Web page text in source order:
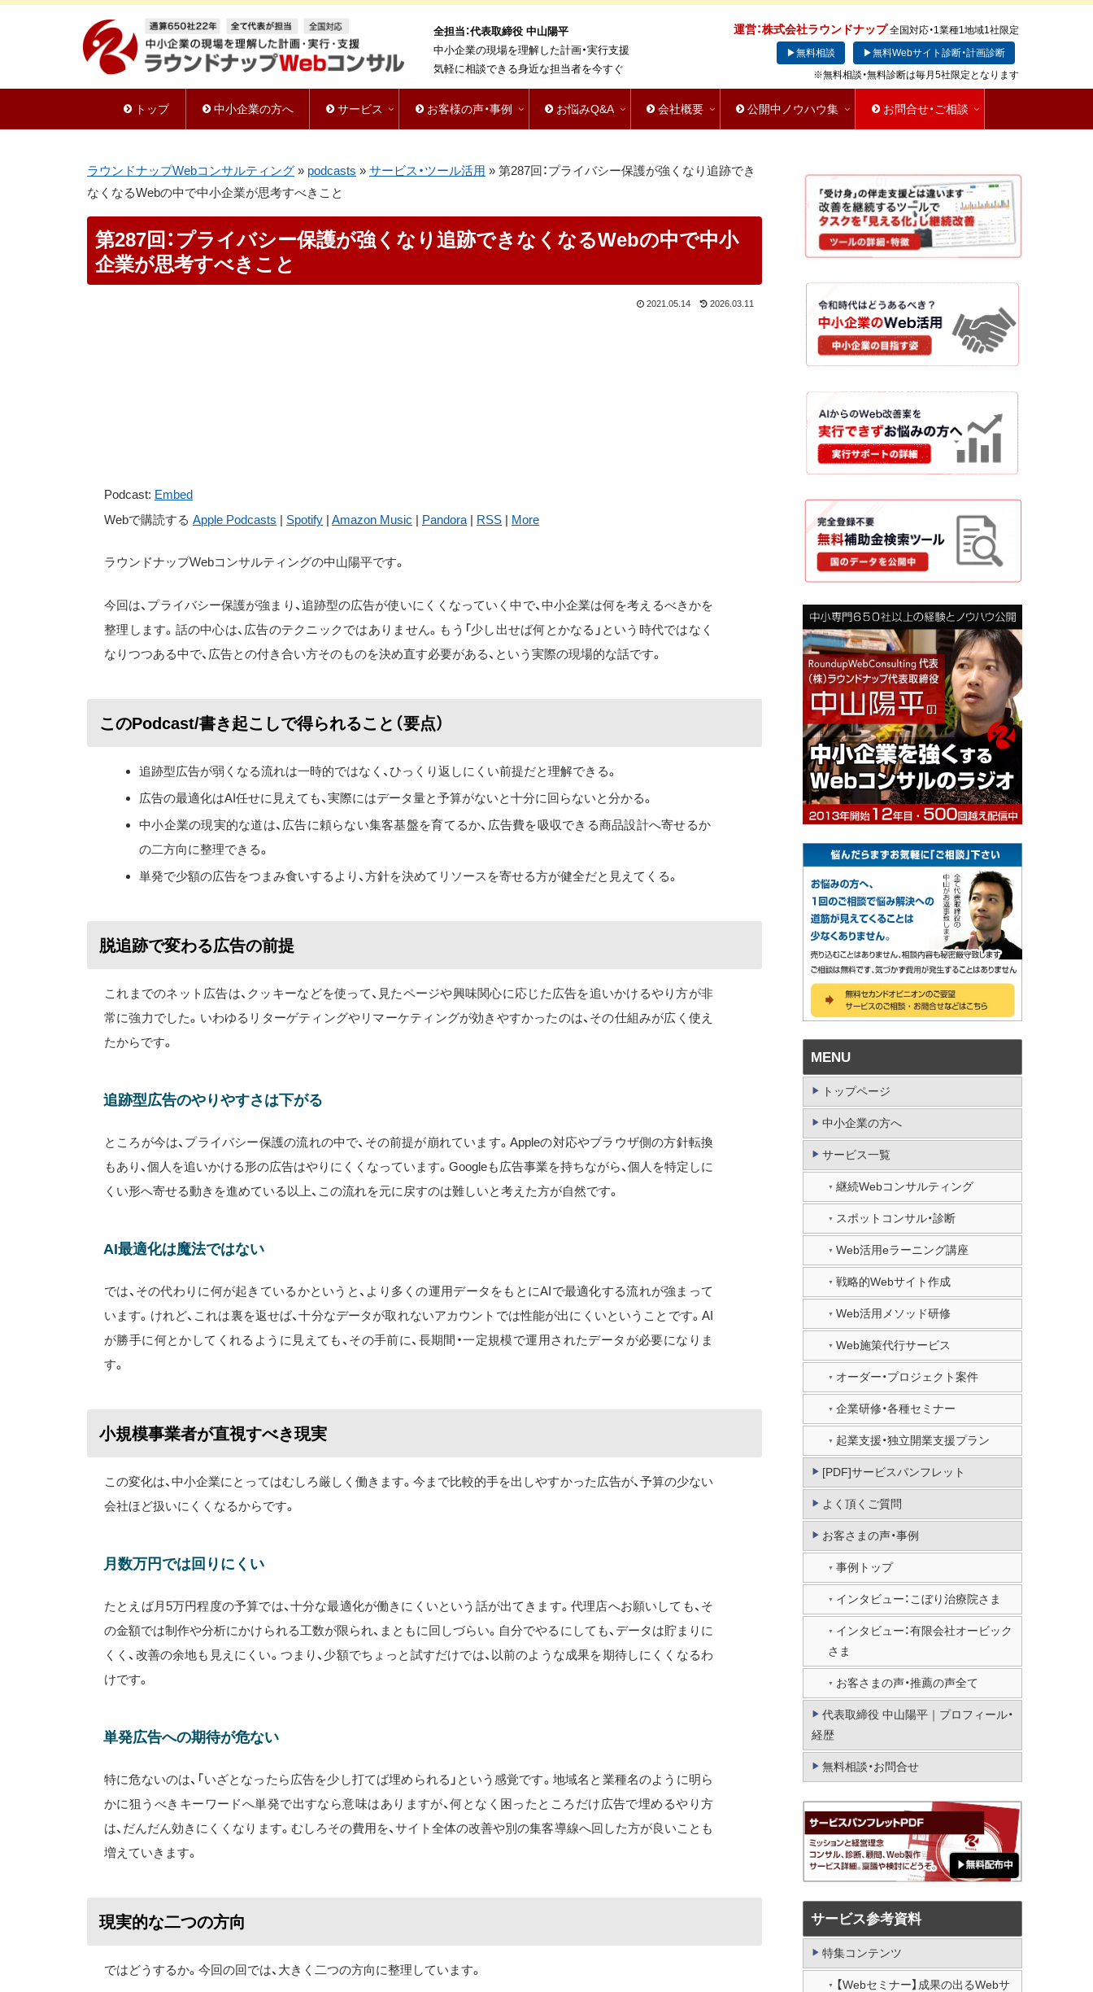
全担当：代表取締役 中山陽平
中小企業の現場を理解した計画・実行支援
気軽に相談できる身近な担当者を今すぐ
運営：株式会社ラウンドナップ 全国対応・1業種1地域1社限定
▶無料相談
▶無料Webサイト診断・計画診断
※無料相談・無料診断は毎月5社限定となります
トップ 中小企業の方へ サービス お客様の声・事例 お悩みQ&A 会社概要 公開中ノウハウ集 お問合せ・ご相談
ラウンドナップWebコンサルティング » podcasts » サービス・ツール活用 » 第287回：プライバシー保護が強くなり追跡でき
なくなるWebの中で中小企業が思考すべきこと
第287回：プライバシー保護が強くなり追跡できなくなるWebの中で中小
企業が思考すべきこと
2021.05.14 2026.03.11
Podcast: Embed
Webで購読する Apple Podcasts | Spotify | Amazon Music | Pandora | RSS | More
ラウンドナップWebコンサルティングの中山陽平です。
今回は、プライバシー保護が強まり、追跡型の広告が使いにくくなっていく中で、中小企業は何を考えるべきかを
整理します。話の中心は、広告のテクニックではありません。もう「少し出せば何とかなる」という時代ではなく
なりつつある中で、広告との付き合い方そのものを決め直す必要がある、という実際の現場的な話です。
このPodcast/書き起こしで得られること（要点）
追跡型広告が弱くなる流れは一時的ではなく、ひっくり返しにくい前提だと理解できる。
広告の最適化はAI任せに見えても、実際にはデータ量と予算がないと十分に回らないと分かる。
中小企業の現実的な道は、広告に頼らない集客基盤を育てるか、広告費を吸収できる商品設計へ寄せるか
の二方向に整理できる。
単発で少額の広告をつまみ食いするより、方針を決めてリソースを寄せる方が健全だと見えてくる。
脱追跡で変わる広告の前提
これまでのネット広告は、クッキーなどを使って、見たページや興味関心に応じた広告を追いかけるやり方が非
常に強力でした。いわゆるリターゲティングやリマーケティングが効きやすかったのは、その仕組みが広く使え
たからです。
追跡型広告のやりやすさは下がる
ところが今は、プライバシー保護の流れの中で、その前提が崩れています。Appleの対応やブラウザ側の方針転換
もあり、個人を追いかける形の広告はやりにくくなっています。Googleも広告事業を持ちながら、個人を特定しに
くい形へ寄せる動きを進めている以上、この流れを元に戻すのは難しいと考えた方が自然です。
AI最適化は魔法ではない
では、その代わりに何が起きているかというと、より多くの運用データをもとにAIで最適化する流れが強まって
います。けれど、これは裏を返せば、十分なデータが取れないアカウントでは性能が出にくいということです。AI
が勝手に何とかしてくれるように見えても、その手前に、長期間・一定規模で運用されたデータが必要になりま
す。
小規模事業者が直視すべき現実
この変化は、中小企業にとってはむしろ厳しく働きます。今まで比較的手を出しやすかった広告が、予算の少ない
会社ほど扱いにくくなるからです。
月数万円では回りにくい
たとえば月5万円程度の予算では、十分な最適化が働きにくいという話が出てきます。代理店へお願いしても、そ
の金額では制作や分析にかけられる工数が限られ、まともに回しづらい。自分でやるにしても、データは貯まりに
くく、改善の余地も見えにくい。つまり、少額でちょっと試すだけでは、以前のような成果を期待しにくくなるわ
けです。
単発広告への期待が危ない
特に危ないのは、「いざとなったら広告を少し打てば埋められる」という感覚です。地域名と業種名のように明ら
かに狙うべきキーワードへ単発で出すなら意味はありますが、何となく困ったところだけ広告で埋めるやり方
は、だんだん効きにくくなります。むしろその費用を、サイト全体の改善や別の集客導線へ回した方が良いことも
増えていきます。
現実的な二つの方向
ではどうするか。今回の回では、大きく二つの方向に整理しています。
MENU
トップページ
中小企業の方へ
サービス一覧
継続Webコンサルティング
スポットコンサル・診断
Web活用eラーニング講座
戦略的Webサイト作成
Web活用メソッド研修
Web施策代行サービス
オーダー・プロジェクト案件
企業研修・各種セミナー
起業支援・独立開業支援プラン
[PDF]サービスパンフレット
よく頂くご質問
お客さまの声・事例
事例トップ
インタビュー：こぼり治療院さま
インタビュー：有限会社オービック
さま
お客さまの声・推薦の声全て
代表取締役 中山陽平｜プロフィール・
経歴
無料相談・お問合せ
サービス参考資料
特集コンテンツ
【Webセミナー】成果の出るWebサ